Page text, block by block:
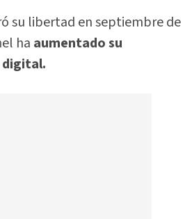
su libertad en septiembre de
ha aumentado su
digital.